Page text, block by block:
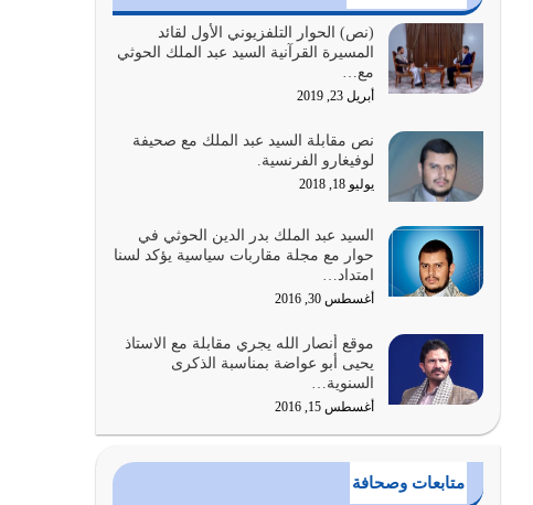
الغاية من الصلاة هو ذكر الله (أقم الصلاة لذكري)
إضافة إلى {وَأَعِدُّوا لَهُمْ مَا…
أغسطس 2, 2026
السبب الرئيسي لشقاء الأمة الابتعاد عن كتاب الله
والتعدي لحدود الله بالإضافات للدين
أغسطس 1, 2026
أبرز أسباب الشقاء هو الإعراض عن ذكر الله وعن هدى
الله المتمثل في القرآن الكريم
يوليو 31, 2026
كلما كانوا أكثر ضعفاً
يوليو 30, 2026
(نص) الحوار التلفزيوني الأول لقائد
المسيرة القرآنية السيد عبد الملك الحوثي
مع…
أبريل 23, 2019
نص مقابلة السيد عبد الملك مع صحيفة
لوفيغارو الفرنسية.
يوليو 18, 2018
السيد عبد الملك بدر الدين الحوثي في
حوار مع مجلة مقاربات سياسية يؤكد لسنا
امتداد…
أغسطس 30, 2016
موقع أنصار الله يجري مقابلة مع الاستاذ
يحيى أبو عواضة بمناسبة الذكرى
السنوية…
أغسطس 15, 2016
متابعات وصحافة